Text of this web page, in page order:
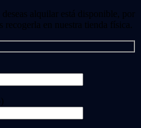
alquilar está disponible, por
recogerla en nuestra tienda física.